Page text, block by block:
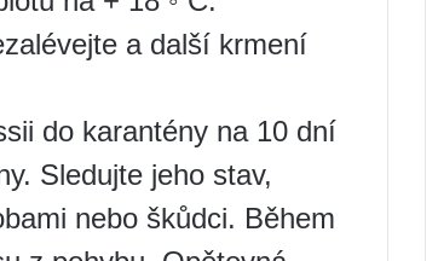
a další krmení
do karantény na 10 dní
Sledujte jeho stav,
nebo škůdci. Během